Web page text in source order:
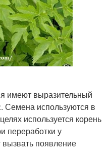
имеют выразительный
Семена используются в
используется корень
переработки у
появление